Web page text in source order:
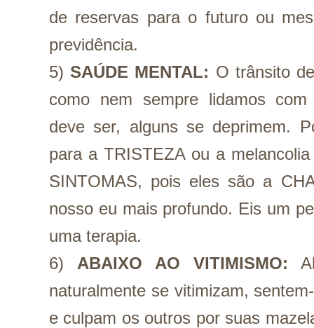
de reservas para o futuro ou
previdência.
5) SAÚDE MENTAL: O trânsito
como nem sempre lidamos
deve ser, alguns se deprimem.
para a TRISTEZA ou a
SINTOMAS, pois eles são a
nosso eu mais profundo. Eis um
uma terapia.
6) ABAIXO AO VITIMISMO:
naturalmente se vitimizam,
e culpam os outros por suas